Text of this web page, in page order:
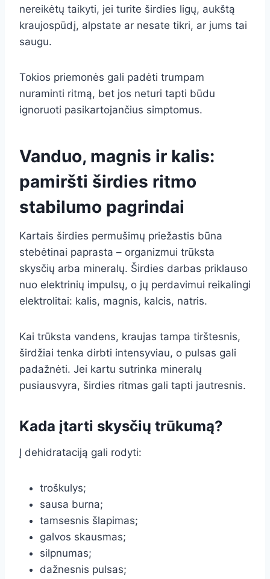
nereikėtų taikyti, jei turite širdies ligų, aukštą
kraujospūdį, alpstate ar nesate tikri, ar jums tai
saugu.
Tokios priemonės gali padėti trumpam
nuraminti ritmą, bet jos neturi tapti būdu
ignoruoti pasikartojančius simptomus.
Vanduo, magnis ir kalis:
pamiršti širdies ritmo
stabilumo pagrindai
Kartais širdies permušimų priežastis būna
stebėtinai paprasta – organizmui trūksta
skysčių arba mineralų. Širdies darbas priklauso
nuo elektrinių impulsų, o jų perdavimui reikalingi
elektrolitai: kalis, magnis, kalcis, natris.
Kai trūksta vandens, kraujas tampa tirštesnis,
širdžiai tenka dirbti intensyviau, o pulsas gali
padažnėti. Jei kartu sutrinka mineralų
pusiausvyra, širdies ritmas gali tapti jautresnis.
Kada įtarti skysčių trūkumą?
Į dehidrataciją gali rodyti:
troškulys;
sausa burna;
tamsesnis šlapimas;
galvos skausmas;
silpnumas;
dažnesnis pulsas;